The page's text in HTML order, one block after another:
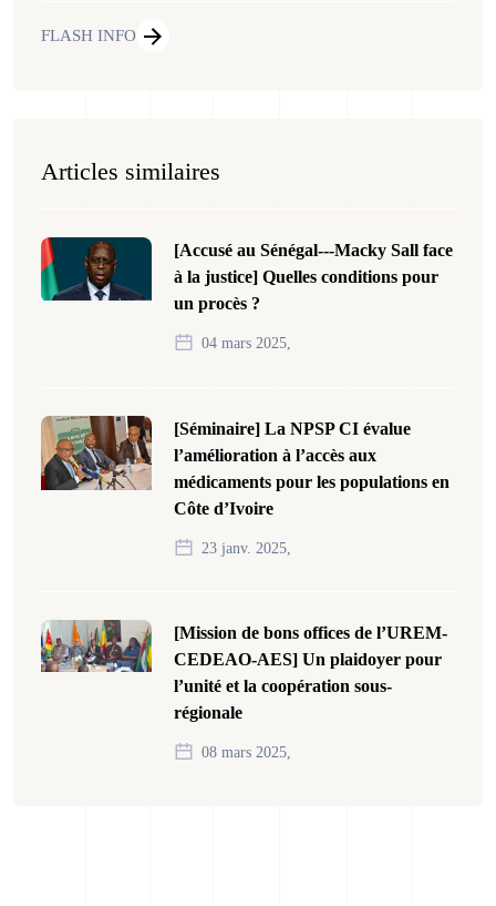
FLASH INFO
Articles similaires
[Accusé au Sénégal---Macky Sall face
à la justice] Quelles conditions pour
un procès ?
04 mars 2025,
[Séminaire] La NPSP CI évalue
l’amélioration à l’accès aux
médicaments pour les populations en
Côte d’Ivoire
23 janv. 2025,
[Mission de bons offices de l’UREM-
CEDEAO-AES] Un plaidoyer pour
l’unité et la coopération sous-
régionale
08 mars 2025,